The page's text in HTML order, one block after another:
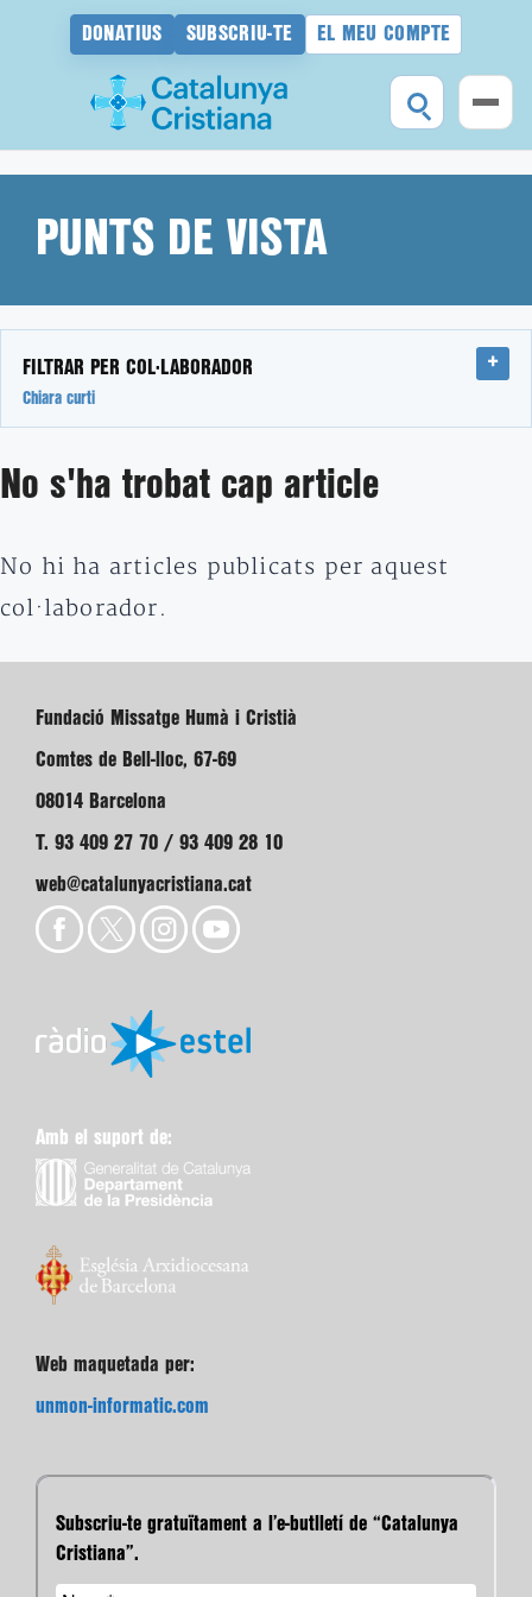
DONATIUS SUBSCRIU-TE EL MEU COMPTE
contingutPUNTS DE VISTA
FILTRAR PER COL·LABORADOR
Chiara curti
No s'ha trobat cap article
No hi ha articles publicats per aquest
col·laborador.
Fundació Missatge Humà i Cristià
Comtes de Bell-lloc, 67-69
08014 Barcelona
T. 93 409 27 70 / 93 409 28 10
web@catalunyacristiana.cat
Amb el suport de:
Web maquetada per:
unmon-informatic.com
Subscriu-te gratuïtament a l’e-butlletí de “Catalunya
Cristiana”.